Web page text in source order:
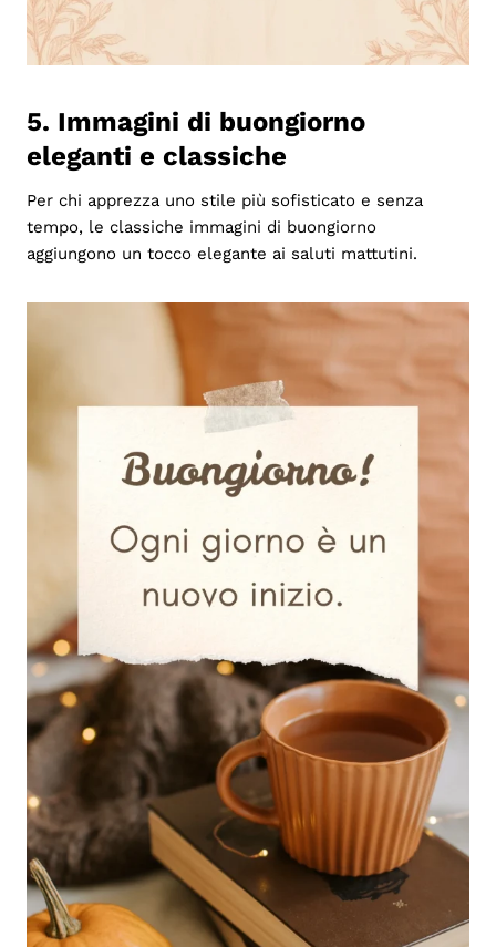
5. Immagini di buongiorno
eleganti e classiche
Per chi apprezza uno stile più sofisticato e senza
tempo, le classiche immagini di buongiorno
aggiungono un tocco elegante ai saluti mattutini.